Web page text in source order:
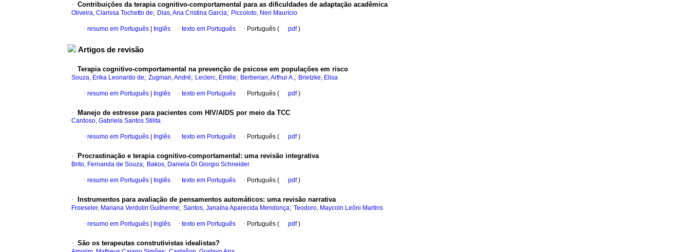
· Contribuições da terapia cognitivo-comportamental para as dificuldades de adaptação acadêmica
Oliveira, Clarissa Tochetto de; Dias, Ana Cristina Garcia; Piccoloto, Neri Maurício
· resumo em Português Inglês · texto em Português · Português ( pdf)
Artigos de revisão
· Terapia cognitivo-comportamental na prevenção de psicose em populações em risco
Souza, Erika Leonardo de; Zugman, André; Leclerc, Emilie; Berberian, Arthur A.; Brietzke, Elisa
· resumo em Português Inglês · texto em Português · Português ( pdf)
· Manejo de estresse para pacientes com HIV/AIDS por meio da TCC
Cardoso, Gabriela Santos Stilita
· resumo em Português Inglês · texto em Português · Português ( pdf)
· Procrastinação e terapia cognitivo-comportamental : uma revisão integrativa
Brito, Fernanda de Souza; Bakos, Daniela Di Giorgio Schneider
· resumo em Português Inglês · texto em Português · Português ( pdf)
· Instrumentos para avaliação de pensamentos automáticos: uma revisão narrativa
Froeseler, Mariana Verdolin Guilherme; Santos, Janaína Aparecida Mendonça; Teodoro, Maycoln Leôni Martins
· resumo em Português Inglês · texto em Português · Português ( pdf)
· São os terapeutas construtivistas idealistas?